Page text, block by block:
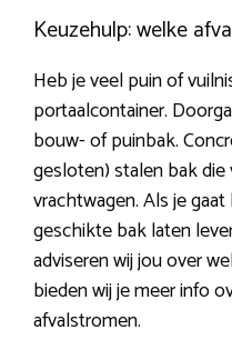
Keuzehulp: welke
Heb je veel puin of
portaalcontainer.
bouw- of puinbak.
gesloten) stalen bak
vrachtwagen. Als je
geschikte bak laten
adviseren wij jou over
bieden wij je meer info
afvalstromen.